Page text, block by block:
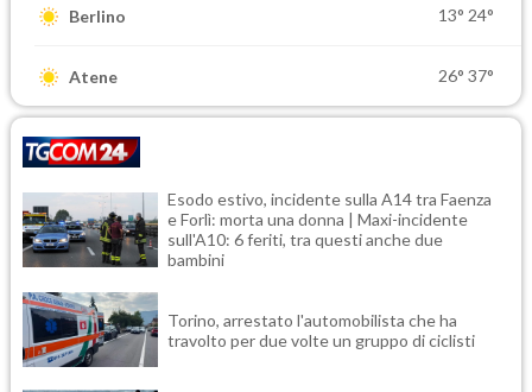
Berlino 13° 24°
Atene 26° 37°
Esodo estivo, incidente sulla A14 tra Faenza
e Forlì: morta una donna | Maxi-incidente
sull'A10: 6 feriti, tra questi anche due
bambini
Torino, arrestato l'automobilista che ha
travolto per due volte un gruppo di ciclisti